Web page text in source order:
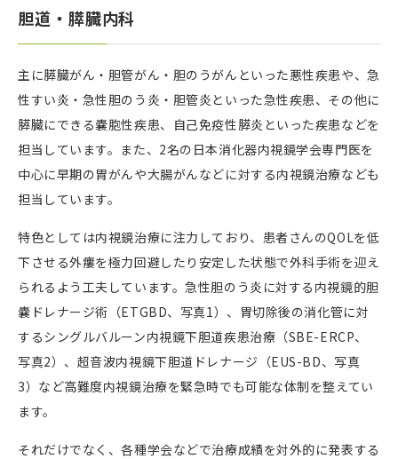
胆道・膵臓内科
主に膵臓がん・胆管がん・胆のうがんといった悪性疾患や、急
性すい炎・急性胆のう炎・胆管炎といった急性疾患、その他に
膵臓にできる嚢胞性疾患、自己免疫性膵炎といった疾患などを
担当しています。また、2名の日本消化器内視鏡学会専門医を
中心に早期の胃がんや大腸がんなどに対する内視鏡治療なども
担当しています。
特色としては内視鏡治療に注力しており、患者さんのQOLを低
下させる外瘻を極力回避したり安定した状態で外科手術を迎え
られるよう工夫しています。急性胆のう炎に対する内視鏡的胆
嚢ドレナージ術（ETGBD、写真1）、胃切除後の消化管に対
するシングルバルーン内視鏡下胆道疾患治療（SBE-ERCP、
写真2）、超音波内視鏡下胆道ドレナージ（EUS-BD、写真
3）など高難度内視鏡治療を緊急時でも可能な体制を整えてい
ます。
それだけでなく、各種学会などで治療成績を対外的に発表する